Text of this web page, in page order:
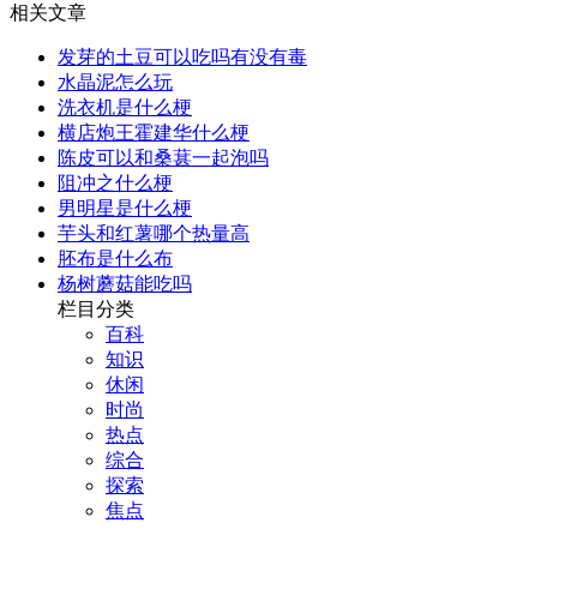
相关文章
发芽的土豆可以吃吗有没有毒
水晶泥怎么玩
洗衣机是什么梗
横店炮王霍建华什么梗
陈皮可以和桑葚一起泡吗
阻冲之什么梗
男明星是什么梗
芋头和红薯哪个热量高
胚布是什么布
杨树蘑菇能吃吗
栏目分类
百科
知识
休闲
时尚
热点
综合
探索
焦点